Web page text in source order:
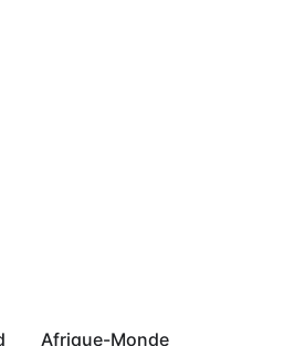
Afrique-Monde